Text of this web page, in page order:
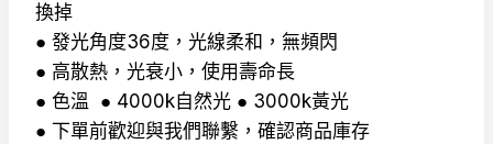
換掉
● 發光角度36度，光線柔和，無頻閃
● 高散熱，光衰小，使用壽命長
● 色溫 ● 4000k自然光 ● 3000k黃光
● 下單前歡迎與我們聯繫，確認商品庫存